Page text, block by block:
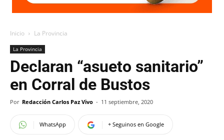
Inicio La Provincia
La Provincia
Declaran “asueto sanitario”
en Corral de Bustos
Por Redacción Carlos Paz Vivo - 11 septiembre, 2020
WhatsApp + Seguinos en Google